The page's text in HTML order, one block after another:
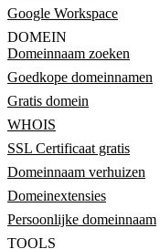
Google Workspace
DOMEIN
Domeinnaam zoeken
Goedkope domeinnamen
Gratis domein
WHOIS
SSL Certificaat gratis
Domeinnaam verhuizen
Domeinextensies
Persoonlijke domeinnaam
TOOLS